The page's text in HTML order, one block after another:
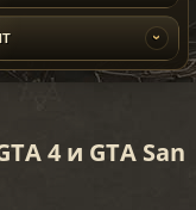
›
4 и GTA San